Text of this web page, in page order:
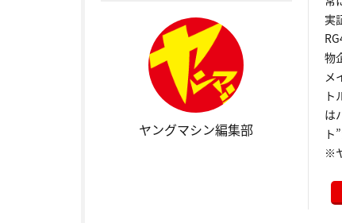
ヤングマシン編集部
実
物
メ
ト
は
ト
※